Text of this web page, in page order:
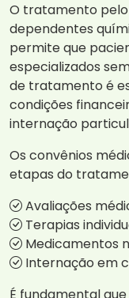
O tratamento
dependentes
permite que
especializados
de tratamento é
condições
internação
Os convênios
etapas do
Avaliações
Terapias
Medicamentos
Internação em